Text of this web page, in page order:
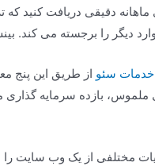
دقیقی دریافت کنید که
دیگر را برجسته می کند.
خدمات سئو از طریق این پنج
ملموس، بازده سرمایه
مختلفی از یک وب سایت را